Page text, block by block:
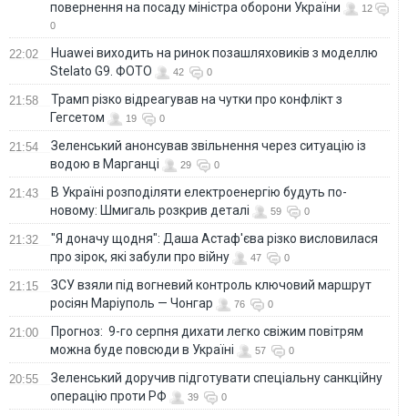
повернення на посаду міністра оборони України
12
0
22:02
Huawei виходить на ринок позашляховиків з моделлю
Stelato G9. ФОТО
42 0
21:58
Трамп різко відреагував на чутки про конфлікт з
Гегсетом
19 0
21:54
Зеленський анонсував звільнення через ситуацію із
водою в Марганці
29 0
21:43
В Україні розподіляти електроенергію будуть по-
новому: Шмигаль розкрив деталі
59 0
21:32
"Я доначу щодня": Даша Астаф'єва різко висловилася
про зірок, які забули про війну
47 0
21:15
ЗСУ взяли під вогневий контроль ключовий маршрут
росіян Маріуполь — Чонгар
76 0
21:00
Прогноз: 9-го серпня дихати легко свіжим повітрям
можна буде повсюди в Україні
57 0
20:55
Зеленський доручив підготувати спеціальну санкційну
операцію проти РФ
39 0